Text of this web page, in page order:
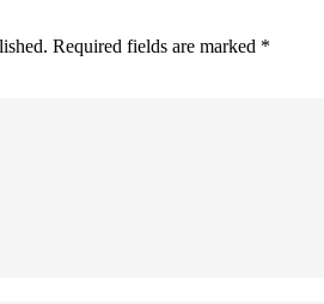
Required fields are marked *